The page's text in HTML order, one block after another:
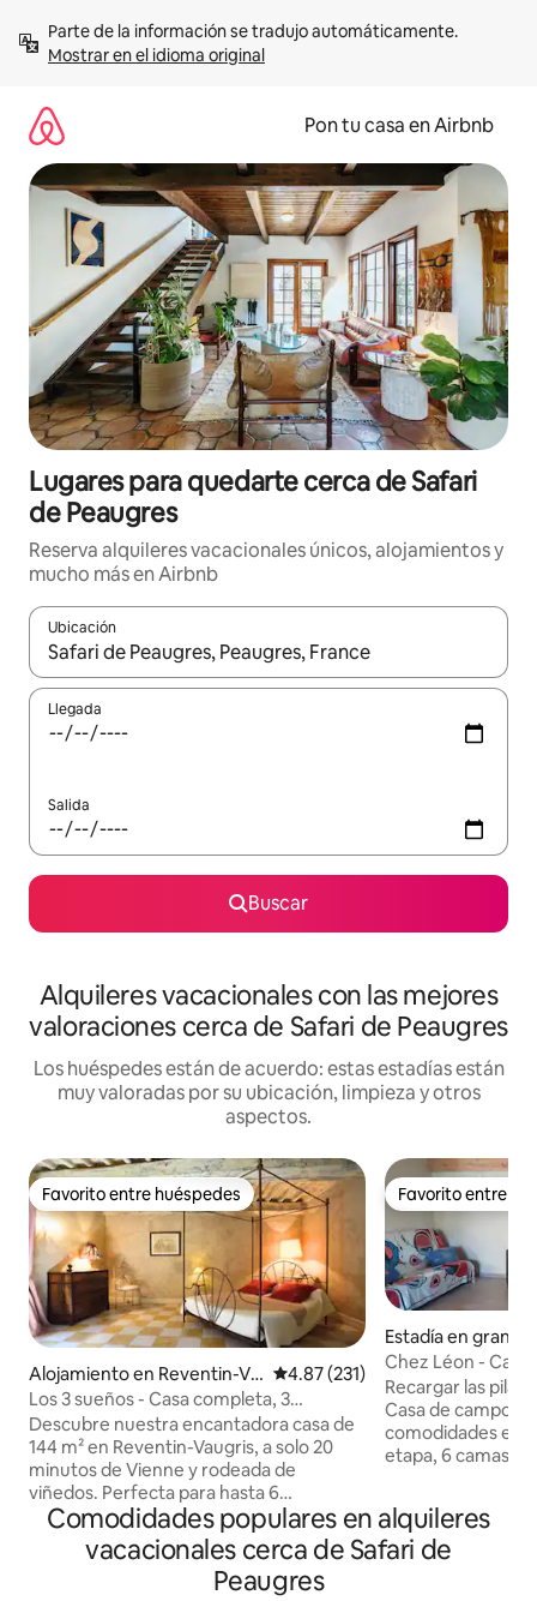
contenidoMostrar en el idioma original
Pon tu casa en Airbnb
Lugares para quedarte cerca de Safari
de Peaugres
Reserva alquileres vacacionales únicos, alojamientos y
mucho más en Airbnb
Ubicación
Cuando los resultados estén disponibles, navega con las
Llegada
Salida
Buscar
Alquileres vacacionales con las mejores
valoraciones cerca de Safari de Peaugres
Los huéspedes están de acuerdo: estas estadías están
muy valoradas por su ubicación, limpieza y otros
aspectos.
Favorito entre huéspedes
Favorito entre huéspedes
Alojamiento en Reventin-Va
ugris
Calificación promedio: 4.87 de
4.87 (231)
Los 3 sueños - Casa completa, 3
habitaciones y estacionamiento
Descubre nuestra encantadora casa de
144 m² en Reventin-Vaugris, a solo 20
minutos de Vienne y rodeada de
viñedos. Perfecta para hasta 6
huéspedes, combina el encanto
auténtico con la comodidad moderna,
con paredes de piedra a la vista, vigas de
madera, una luminosa sala de estar, una
Favorito entre
Favorito entre
Estadía en granja
mblant
Chez Léon - Casa
Recargar las pilas
Casa de campo
comodidades en
etapa, 6 camas,
Baño: ducha
toallas, lavadora. Altillo: habitación
Comodidades populares en alquileres
vacacionales cerca de Safari de
Peaugres